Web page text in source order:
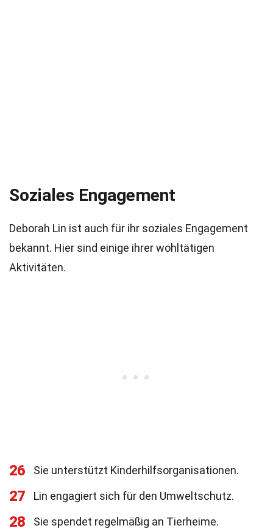
Soziales Engagement
Deborah Lin ist auch für ihr soziales Engagement
bekannt. Hier sind einige ihrer wohltätigen
Aktivitäten.
26 Sie unterstützt Kinderhilfsorganisationen.
27 Lin engagiert sich für den Umweltschutz.
28 Sie spendet regelmäßig an Tierheime.